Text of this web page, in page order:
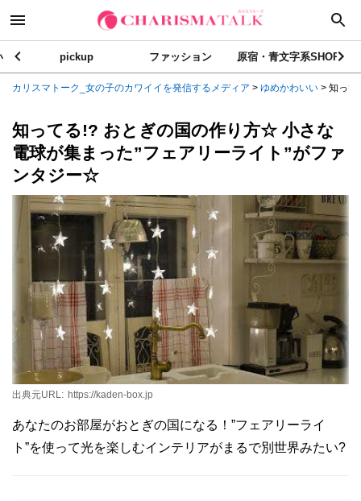
pickup ファッション 原宿・青文字系SHOP
カリスマトーク_女の子のカワイイを発信するメディア > ゆめかわいい > 知って
知ってる!? おとぎの国の作り方☆ 小さな
電球が集まった”フェアリーライト”がファ
ンタジー☆
出典元URL: https://kaden-box.jp
あなたのお部屋がおとぎの国になる！”フェアリーライ
ト”を使って光を楽しむインテリアがまるで別世界みたい?